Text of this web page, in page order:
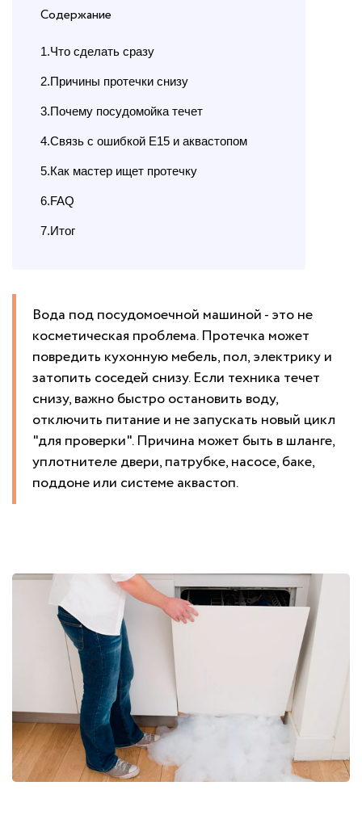
Содержание
1.Что сделать сразу
2.Причины протечки снизу
3.Почему посудомойка течет
4.Связь с ошибкой E15 и аквастопом
5.Как мастер ищет протечку
6.FAQ
7.Итог
Вода под посудомоечной машиной - это не
косметическая проблема. Протечка может
повредить кухонную мебель, пол, электрику и
затопить соседей снизу. Если техника течет
снизу, важно быстро остановить воду,
отключить питание и не запускать новый цикл
"для проверки". Причина может быть в шланге,
уплотнителе двери, патрубке, насосе, баке,
поддоне или системе аквастоп.